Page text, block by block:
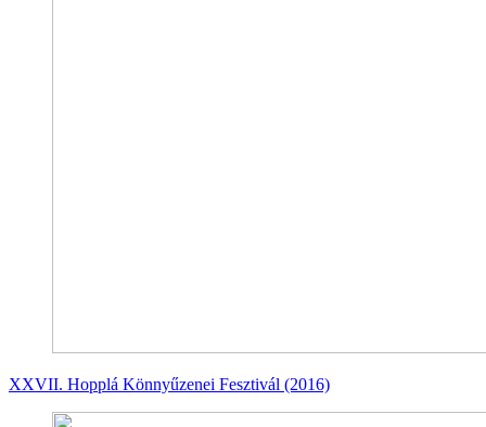
XXVII. Hopplá Könnyűzenei Fesztivál (2016)